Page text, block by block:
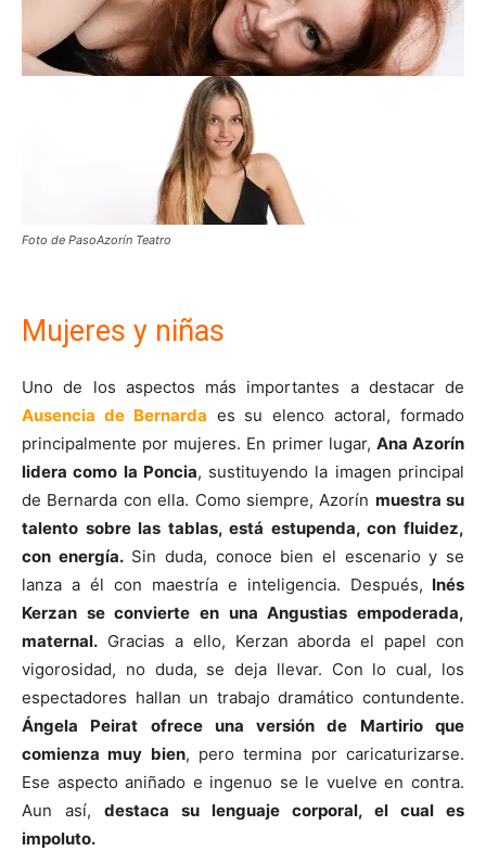
Foto de PasoAzorín Teatro
Mujeres y niñas
Uno de los aspectos más importantes a destacar de
Ausencia de Bernarda es su elenco actoral, formado
principalmente por mujeres. En primer lugar, Ana Azorín
lidera como la Poncia, sustituyendo la imagen principal
de Bernarda con ella. Como siempre, Azorín muestra su
talento sobre las tablas, está estupenda, con fluidez,
con energía.Sin duda, conoce bien el escenario y se
lanza a él con maestría e inteligencia. Después, Inés
Kerzan se convierte en una Angustias empoderada,
maternal. Gracias a ello, Kerzan aborda el papel con
vigorosidad, no duda, se deja llevar. Con lo cual, los
espectadores hallan un trabajo dramático contundente.
Ángela Peirat ofrece una versión de Martirio que
comienza muy bien, pero termina por caricaturizarse.
Ese aspecto aniñado e ingenuo se le vuelve en contra.
Aun así, destaca su lenguaje corporal, el cual es
impoluto.